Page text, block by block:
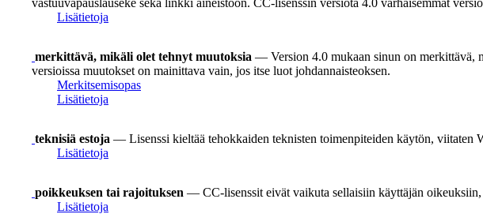
vastuuvapauslauseke sekä linkki aineistoon. CC-lisenssin versiota 4.0 varhaisemmat
Lisätietoja
merkittävä, mikäli olet tehnyt muutoksia — Version 4.0 mukaan sinun on merkittävä,
versioissa muutokset on mainittava vain, jos itse luot johdannaisteoksen.
Merkitsemisopas
Lisätietoja
teknisiä estoja — Lisenssi kieltää tehokkaiden teknisten toimenpiteiden käytön, viitaten
Lisätietoja
poikkeuksen tai rajoituksen — CC-lisenssit eivät vaikuta sellaisiin käyttäjän
Lisätietoja